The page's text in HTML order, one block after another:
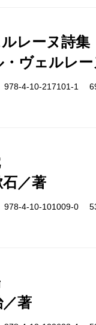
レーヌ詩集
ヴェルレ
978-4-10-217101-1
／著
978-4-10-101009-0
著